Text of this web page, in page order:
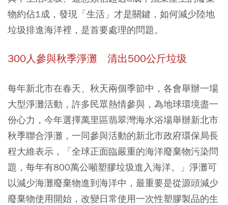
物約佔1成，發現「生活」才是關鍵，如何減少陸地
垃圾排進海洋裡，是首要處理的問題。
300人參與秋季淨灘 清出500公斤垃圾
每年新北市在春天、秋天兩個季節中，各會舉辦一場
大型淨灘活動，許多民眾熱情參與，為地球環境盡一
份心力，今年選擇萬里區翡翠灣海水浴場舉辦新北市
秋季聯合淨灘，一同參與活動的新北市政府環保局長
程大維表示，「全球正面臨嚴重的海洋廢棄物污染問
題，每年有800萬公噸塑膠垃圾進入海洋。」淨灘可
以減少海灘廢棄物進到海洋中，最重要是從源頭減少
廢棄物使用開始，改變日常使用一次性塑膠製品的生